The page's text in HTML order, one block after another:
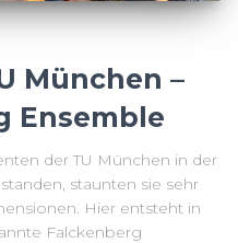
München –
Ensemble
der TU München in der
staunten sie sehr
Hier entsteht in
Falckenberg